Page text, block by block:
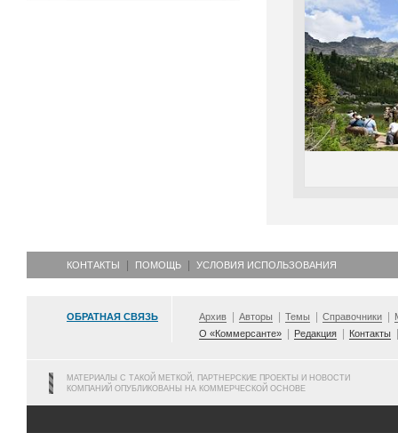
КОНТАКТЫ ПОМОЩЬ УСЛОВИЯ ИСПОЛЬЗОВАНИЯ
ОБРАТНАЯ СВЯЗЬ Архив Авторы Темы Справочники
О «Коммерсанте»
Редакция Контакты
МАТЕРИАЛЫ С ТАКОЙ МЕТКОЙ, ПАРТНЕРСКИЕ ПРОЕКТЫ И НОВОСТИ
КОМПАНИЙ ОПУБЛИКОВАНЫ НА КОММЕРЧЕСКОЙ ОСНОВЕ